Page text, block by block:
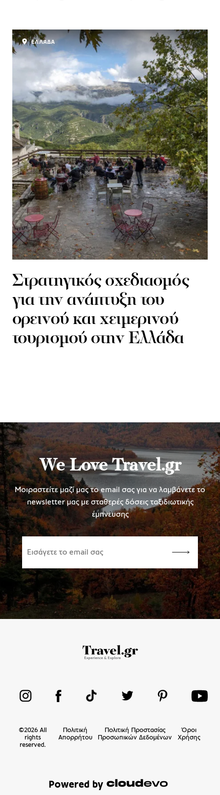
Στρατηγικός σχεδιασμός
για την ανάπτυξη του
ορεινού και χειμερινού
τουρισμού στην Ελλάδα
ΕΛΛΑΔΑ
We Love Travel.gr
Μοιραστείτε μαζί μας το email σας για να λαμβάνετε το
newsletter μας με σταθερές δόσεις ταξιδιωτικής
έμπνευσης
©2026 All
rights
reserved.
Πολιτική
Απορρήτου
Πολιτική Προστασίας
Προσωπικών Δεδομένων
Όροι
Χρήσης
Powered by